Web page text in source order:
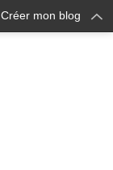
Créer mon blog